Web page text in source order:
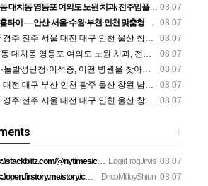
08.07
치동 영등포 여의도 노원 치과, 전주임플란트 대구정형외과 광주피부과 정보
08.07
이 — 안산·서울·수원·부천·인천 맞춤형 출장마사지 안내
08.07
울 대전 대구 인천 울산 창원 양산 포항 천안 평택 용인 고양 성남 수원 일수, 미용학원, 가족사진, 점집, 한복대여, 독학재수학원, 재회부적 정보
08.07
동 영등포 여의도 노원 치과, 전주임플란트 대구정형외과 광주피부과 정보
08.07
발성난청·이석증, 어떤 병원을 찾아야 할까요?
08.07
대구 부산 인천 광주 울산 창원 남양주 이혼전문변호사 정보
08.07
울 대전 대구 인천 울산 창원 양산 포항 천안 평택 용인 고양 성남 수원 일수, 미용학원, 가족사진, 점집, 한복대여, 독학재수학원, 재회부적 정보
+
EdgirFrogJirvis 08.07
@nytimes/collections/how-to-turn-off-…
DricoMilfoyShiun 08.07
story/cmsiozsiy17o601yk4yp1bpeu htt…